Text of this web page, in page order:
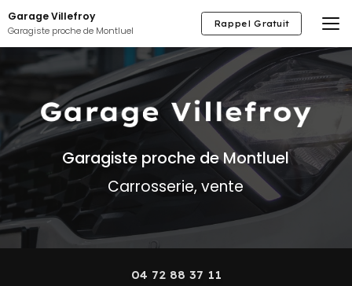
au
contenu
principal
Garage Villefroy
Garagiste proche de Montluel
Rappel Gratuit
Garagiste proche de Montluel
Carrosserie, vente
04 72 88 37 11